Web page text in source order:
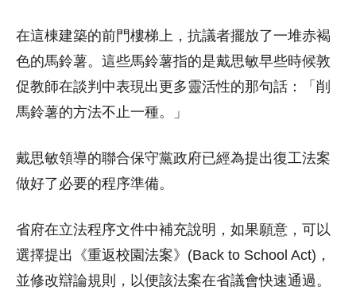
在這棟建築的前門樓梯上，抗議者擺放了一堆赤褐
色的馬鈴薯。這些馬鈴薯指的是戴思敏早些時候敦
促教師在談判中表現出更多靈活性的那句話：「削
馬鈴薯的方法不止一種。」
戴思敏領導的聯合保守黨政府已經為提出復工法案
做好了必要的程序準備。
省府在立法程序文件中補充說明，如果願意，可以
選擇提出《重返校園法案》(Back to School Act)，
並修改辯論規則，以便該法案在省議會快速通過。